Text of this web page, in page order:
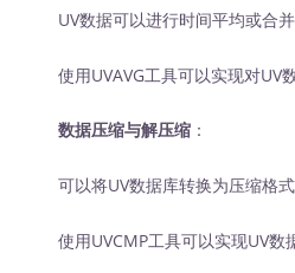
UV数据可以进行时间平均或合并
使用UVAVG工具可以实现对UV数
数据压缩与解压缩 ：
可以将UV数据库转换为压缩格式
使用UVCMP工具可以实现UV数